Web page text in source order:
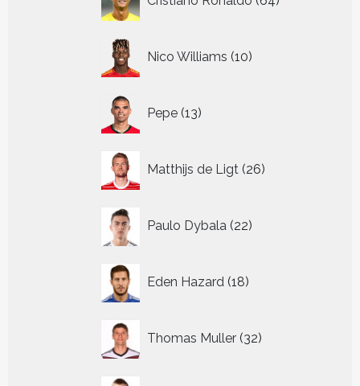
producten
Nico Williams 10
producten
Pepe 13
producten
Matthijs de Ligt 26
producten
Paulo Dybala 22
producten
Eden Hazard 18
producten
Thomas Muller 32
producten